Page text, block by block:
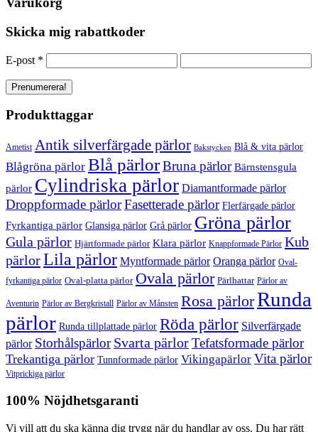
Skicka mig rabattkoder
E-post *
Produkttaggar
Ametist Antik silverfärgade pärlor Bakstycken Blå & vita pärlor
Blågröna pärlor Blå pärlorBruna pärlor Bärnstensgula
pärlor Cylindriska pärlor Diamantformade pärlor
Droppformade pärlorFasetterade pärlor Flerfärgade pärlor
Fyrkantiga pärlor Glansiga pärlor Grå pärlor Gröna pärlor
Gula pärlor Hjärtformade pärlor Klara pärlor Knappformade Pärlor Kub
pärlorLila pärlor Myntformade pärlor Oranga pärlor Oval-
fyrkantiga pärlor Oval-platta pärlor Ovala pärlor Pärlhattar Pärlor av
Aventurin Pärlor av Bergkristall Pärlor av Månsten Rosa pärlorRunda
pärlor Runda tillplattade pärlor Röda pärlor Silverfärgade
pärlor Storhålspärlor Svarta pärlorTefatsformade pärlor
Trekantiga pärlor Tunnformade pärlor Vikingapärlor Vita pärlor
Vitprickiga pärlor
100% Nöjdhetsgaranti
Vi vill att du ska känna dig trygg när du handlar av oss. Du har rätt